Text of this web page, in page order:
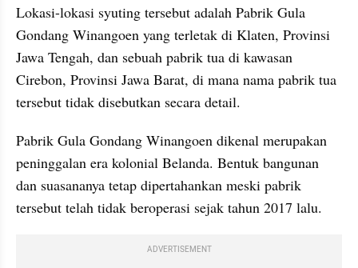
Lokasi-lokasi syuting tersebut adalah Pabrik Gula
Gondang Winangoen yang terletak di Klaten, Provinsi
Jawa Tengah, dan sebuah pabrik tua di kawasan
Cirebon, Provinsi Jawa Barat, di mana nama pabrik tua
tersebut tidak disebutkan secara detail.
Pabrik Gula Gondang Winangoen dikenal merupakan
peninggalan era kolonial Belanda. Bentuk bangunan
dan suasananya tetap dipertahankan meski pabrik
tersebut telah tidak beroperasi sejak tahun 2017 lalu.
ADVERTISEMENT